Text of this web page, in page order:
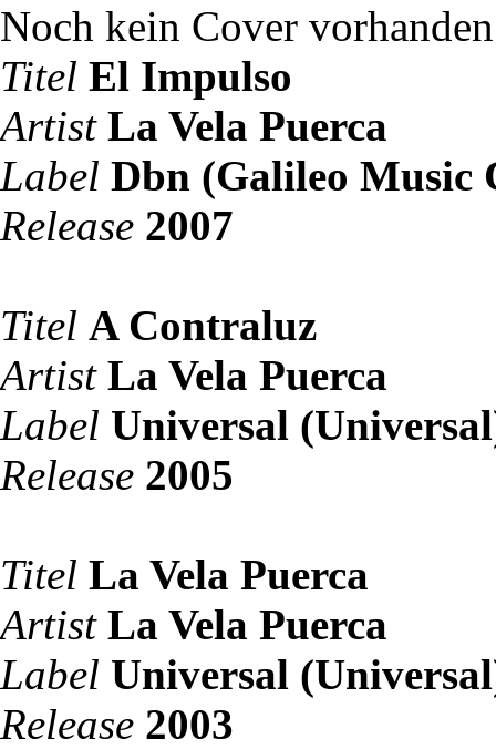
Noch kein Cover vorhanden
Titel El Impulso
Artist La Vela Puerca
Label Dbn (Galileo Music
Release 2007
Titel A Contraluz
Artist La Vela Puerca
Label Universal
Release 2005
Titel La Vela Puerca
Artist La Vela Puerca
Label Universal
Release 2003